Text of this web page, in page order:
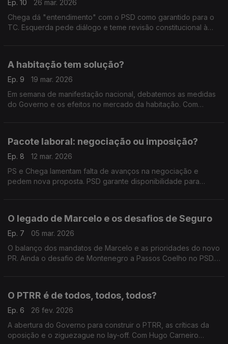
Ep. 10
26 mar. 2026
Chega dá "entendimento" com o PSD como garantido para o
TC. Esquerda pede diálogo e teme revisão constitucional à
A habitação tem solução?
Ep. 9
19 mar. 2026
Em semana de manifestação nacional, debatemos as medidas
do Governo e os efeitos no mercado da habitação. Com
Pacote laboral: negociação ou imposição?
Ep. 8
12 mar. 2026
PS e Chega lamentam falta de avanços na negociação e
pedem nova proposta. PSD garante disponibilidade para
O legado de Marcelo e os desafios de Seguro
Ep. 7
05 mar. 2026
O balanço dos mandatos de Marcelo e as prioridades do novo
PR. Ainda o desafio de Montenegro a Passos Coelho no PSD.
O PTRR é de todos, todos, todos?
Ep. 6
26 fev. 2026
A abertura do Governo para construir o PTRR, as críticas da
oposição e o ziguezague no lay-off. Com Hugo Carneiro